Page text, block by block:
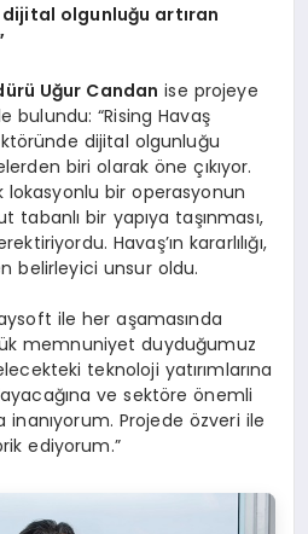
olgunluğu artıran
Uğur Candan ise projeye
bulundu: “Rising Havaş
dijital olgunluğu
biri olarak öne çıkıyor.
bir operasyonun
bir yapıya taşınması,
Havaş’ın kararlılığı,
belirleyici unsur oldu.
ile her aşamasında
memnuniyet duyduğumuz
teknoloji yatırımlarına
ve sektöre önemli
inanıyorum. Projede özveri ile
ediyorum.”